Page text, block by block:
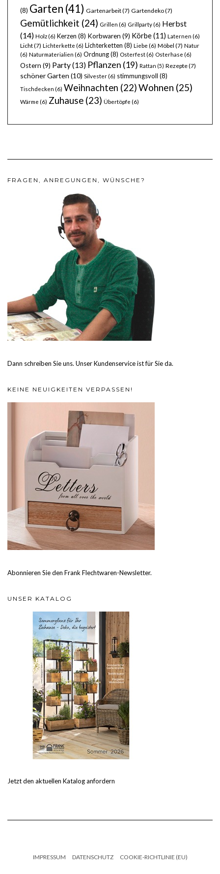
(8) Garten (41) Gartenarbeit(7) Gartendeko(7)
Gemütlichkeit (24) Grillen (6) Grillparty(6) Herbst
(14) Holz(6) Kerzen (8) Korbwaren (9) Körbe(11) Laternen (6)
Licht(7) Lichterkette (6) Lichterketten (8) Liebe (6) Möbel (7) Natur
(6) Naturmaterialien (6) Ordnung(8) Osterfest(6) Osterhase (6)
Ostern (9) Party(13) Pflanzen (19) Rattan (5) Rezepte(7)
schöner Garten (10) Silvester(6) stimmungsvoll (8)
Tischdecken (6) Weihnachten (22)Wohnen (25)
Wärme (6) Zuhause (23) Übertöpfe (6)
FRAGEN, ANREGUNGEN, WÜNSCHE?
Dann schreiben Sie uns. Unser Kundenservice ist für Sie da.
KEINE NEUIGKEITEN VERPASSEN!
Abonnieren Sie den Frank Flechtwaren-Newsletter.
UNSER KATALOG
Jetzt den aktuellen Katalog anfordern
IMPRESSUM DATENSCHUTZ COOKIE-RICHTLINIE (EU)